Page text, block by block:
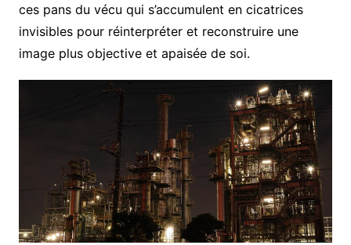
ces pans du vécu qui s’accumulent en cicatrices
invisibles pour réinterpréter et reconstruire une
image plus objective et apaisée de soi.